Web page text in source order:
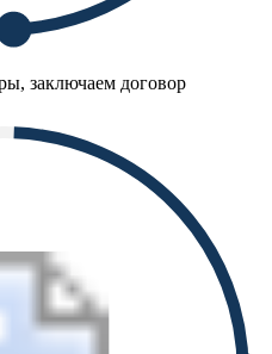
заключаем договор